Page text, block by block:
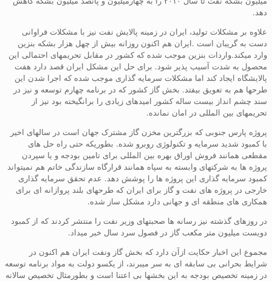
دهد.
علاوه بر مشکلات تولید، ایران در زمینه پالایش نفت نیز با مشکلات فراوانی
دست به گریبان است .ایران هم اکنون روزانه بیش از چهل هزار بشکه بنزین
وارد میکند.واردات بنزین موجب شده که کشور در مقابل تحریمهای احتمالی این
محصول به شدت آسیب پذیر شود. برای حل این مشکل ایران قصد دارد هفت
پالایشگاه ایجاد کند اما مشکلات سرمایه گذاری موجب شده که اجرا شدن این
طرحها هم به تعویق بیفتد. بخش گاز کشور که در برنامه چهارم توسعه و نیز در
سند چشم انداز بیست ساله کشور امیدهای زیادی را برانگیخته بود نیز از
تحریمهای بین المللی در امان نمانده.
پروژه پارس جنوبی که بزرگترین مخزن گاز مشترک جهان است در سالهای اخیر
با کمبود شدید سرمایه و تکنولوژی روبرو شده. بطوریکه حتی راه حل های
مقطعی همانند فروش اوراق بهره بین المللی برای تامین بودجه و یا سپردن
پروژه ها به شرکتهای وابسته به سپاه همانند قرارگاه سازندگی خاتم هم نمیتواند
کمبود سرمایه گذاری این پروژه ها را پوشش دهد. عدم تحقق سرمایه گذاری
خارجی در پروژه های نفت و گاز برای ایران که طرحهای بلند پروازانه ای برای
همکاری های منطقه ای و جهانی دارد مشکل ساز شده.
در روزهای گذشته نیز رسانه ها صحبتهای وزیر نفت را منتشر کردند که از کمبود
دویست میلیون متر مکعب گاز در فصول سرد سال خبر میداد.
مجموع این اخبار حکایت ازآن دارد که بخش گاز ونفت ایران هم اکنون در
شرایط بحرانی بی سابقه ای به سر میبرند، از یکسو دولت به مواد برنامه توسعه
در زمینه تخصیص بودجه به این بخشها بی اعتنا است و بطورمثال تخصیص سالانه